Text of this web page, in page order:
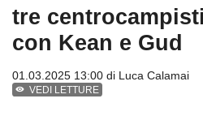
tre
con Kean e Gud
01.03.2025 13:00 di Luca Calamai
VEDI LETTURE